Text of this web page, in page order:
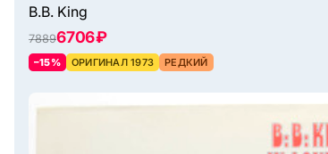
B.B. King
78896706 ₽
–15% ОРИГИНАЛ 1973 РЕДКИЙ